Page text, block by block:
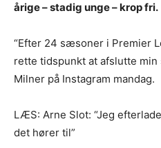
årige – stadig unge – krop fri.
“Efter 24 sæsoner i Premier
rette tidspunkt at afslutte
Milner på Instagram mandag.
LÆS: Arne Slot: “Jeg
det hører til”